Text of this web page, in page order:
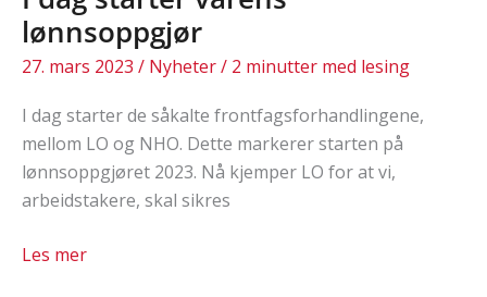
lønnsoppgjør
27. mars 2023 / Nyheter/ 2 minutter med lesing
I dag starter de såkalte frontfagsforhandlingene,
mellom LO og NHO. Dette markerer starten på
lønnsoppgjøret 2023. Nå kjemper LO for at vi,
arbeidstakere, skal sikres
ILes mer